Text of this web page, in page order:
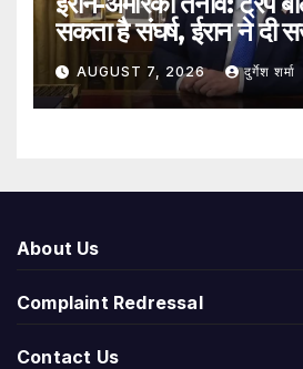
सकता है संघर्ष, ईरान ने दी
AUGUST 7, 2026 दुर्गेश शर्मा
About Us
Complaint Redressal
Contact Us